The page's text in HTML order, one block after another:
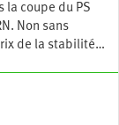
la coupe du PS
Non sans
de la stabilité…